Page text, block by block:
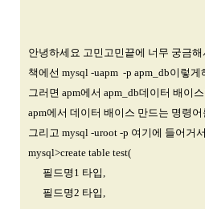
안녕하세요 고민고민끝에 너무 궁금
책에선 mysql -uapm -p apm_db이렇
그러면 apm에서 apm_db데이터 배이
apm에서 데이터 배이스 만드는 명령
그리고 mysql -uroot -p 여기에 들어거
mysql>create table test(
필드명1 타입,
필드명2 타입,